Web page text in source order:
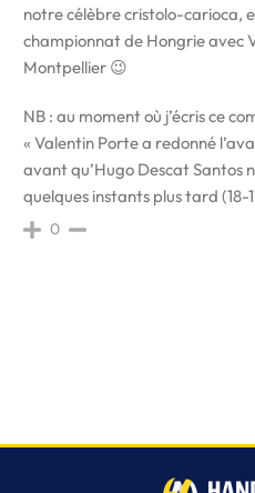
notre célèbre cristolo-carioca,
championnat de Hongrie avec
Montpellier 😉
NB : au moment où j’écris ce
« Valentin Porte a redonné
avant qu’Hugo Descat Santos
quelques instants plus tard (18-
0